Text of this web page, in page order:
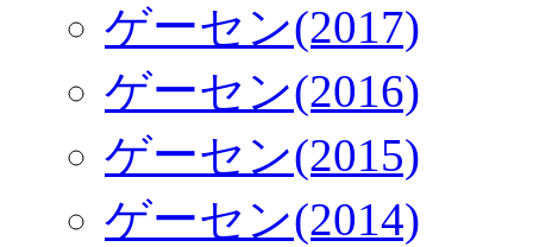
ゲーセン(2017)
ゲーセン(2016)
ゲーセン(2015)
ゲーセン(2014)